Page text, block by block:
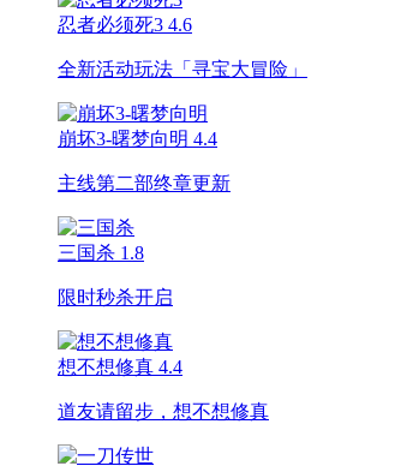
忍者必须死3 4.6
全新活动玩法「寻宝大冒险」
崩坏3-曙梦向明 4.4
主线第二部终章更新
三国杀 1.8
限时秒杀开启
想不想修真 4.4
道友请留步，想不想修真